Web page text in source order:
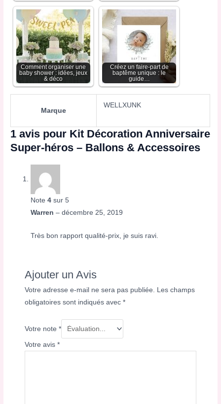
Comment organiser une
baby shower : idées, jeux
& déco
Créez un faire-part de
baptême unique : le
guide…
Marque
WELLXUNK
1 avis pour Kit Décoration Anniversaire
Super-héros – Ballons & Accessoires
Note4 sur 5
Warren– décembre 25, 2019
Très bon rapport qualité-prix, je suis ravi.
Ajouter un Avis
Votre adresse e-mail ne sera pas publiée. Les champs
obligatoires sont indiqués avec*
Votre note*
Votre avis*